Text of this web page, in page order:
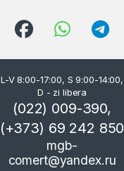
L-V 8:00-17:00, S 9:00-14:00,
D - zi libera
(022) 009-390,
(+373) 69 242 850
mgb-
comert@yandex.ru